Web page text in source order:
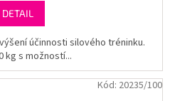
DETAIL
účinnosti silového tréninku.
kg s možností...
Kód: 20235/100